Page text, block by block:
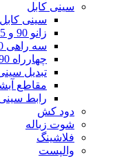
سینی کابل
سینی کابل
زانو 90 و 45 درجه سینی کابل افقی
سه راهی 90 و 45 درجه سینی کابل
چهارراه 90 و 45 درجه سینی کابل
تبدیل
مقاطع
رابط
دود کش
شوت زباله
فلاشینگ
والپست